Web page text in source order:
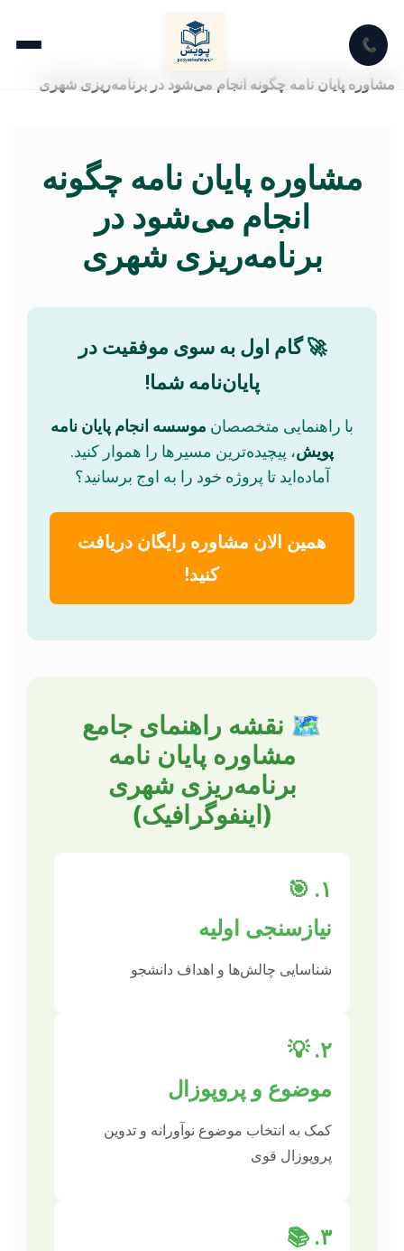
📞
مشاوره پایان نامه چگونه انجام می‌شود در برنامه‌ریزی شهری
مشاوره پایان نامه چگونه
انجام می‌شود در
برنامه‌ریزی شهری
🚀 گام اول به سوی موفقیت در
پایان‌نامه شما!
با راهنمایی متخصصان موسسه انجام پایان نامه
پویش، پیچیده‌ترین مسیرها را هموار کنید.
آماده‌اید تا پروژه خود را به اوج برسانید؟
همین الان مشاوره رایگان دریافت
کنید!
🗺️ نقشه راهنمای جامع
مشاوره پایان نامه
برنامه‌ریزی شهری
(اینفوگرافیک)
۱. 🎯
نیازسنجی اولیه
شناسایی چالش‌ها و اهداف دانشجو
۲. 💡
موضوع و پروپوزال
کمک به انتخاب موضوع نوآورانه و تدوین
پروپوزال قوی
۳. 📚